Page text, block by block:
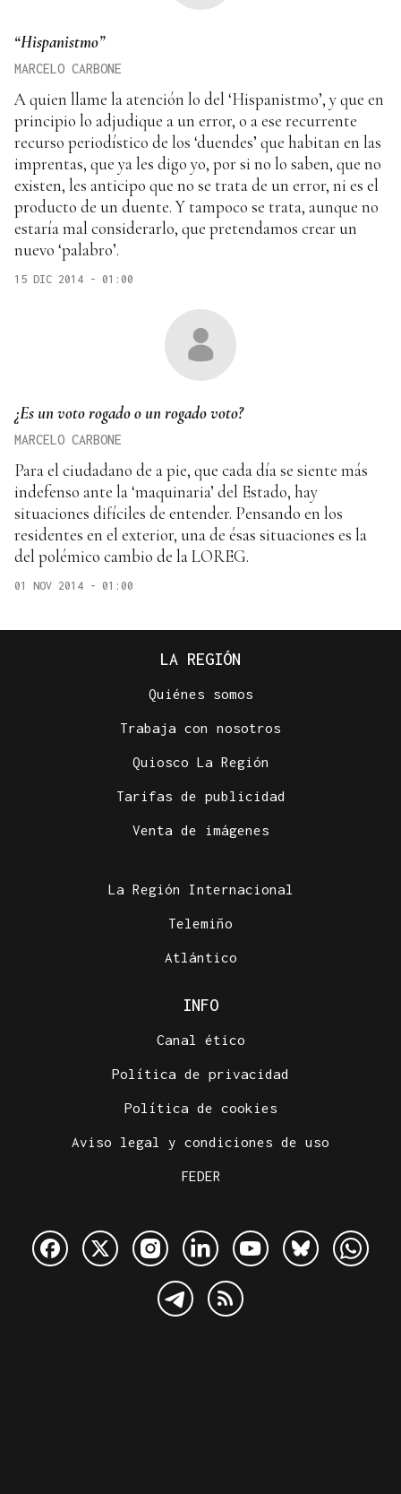
“Hispanistmo”
MARCELO CARBONE
A quien llame la atención lo del ‘Hispanistmo’, y que en
principio lo adjudique a un error, o a ese recurrente
recurso periodístico de los ‘duendes’ que habitan en las
imprentas, que ya les digo yo, por si no lo saben, que no
existen, les anticipo que no se trata de un error, ni es el
producto de un duente. Y tampoco se trata, aunque no
estaría mal considerarlo, que pretendamos crear un
nuevo ‘palabro’.
15 DIC 2014 - 01:00
¿Es un voto rogado o un rogado voto?
MARCELO CARBONE
Para el ciudadano de a pie, que cada día se siente más
indefenso ante la ‘maquinaria’ del Estado, hay
situaciones difíciles de entender. Pensando en los
residentes en el exterior, una de ésas situaciones es la
del polémico cambio de la LOREG.
01 NOV 2014 - 01:00
LA REGIÓN
Quiénes somos
Trabaja con nosotros
Quiosco La Región
Tarifas de publicidad
Venta de imágenes
La Región Internacional
Telemiño
Atlántico
INFO
Canal ético
Política de privacidad
Política de cookies
Aviso legal y condiciones de uso
FEDER